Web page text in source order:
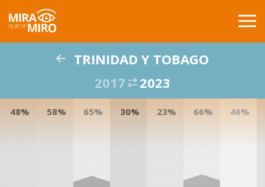
INICIO
PAISES
COMPARACIÓN
PUBLICACIONES
TRINIDAD Y TOBAGO
2017
2023
48% 58% 65% 30% 23% 66% 46%